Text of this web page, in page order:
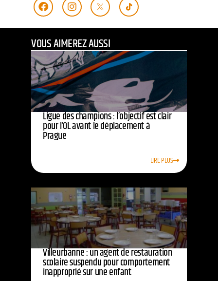
VOUS AIMEREZ AUSSI
Ligue des champions : l’objectif est clair
pour l’OL avant le déplacement à
Prague
LIRE PLUS
Villeurbanne : un agent de restauration
scolaire suspendu pour comportement
inapproprié sur une enfant